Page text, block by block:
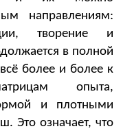
направлениям:
творение и
в полной
более и более к
опыта,
и плотными
Это означает, что